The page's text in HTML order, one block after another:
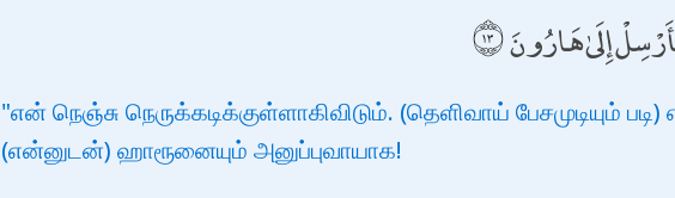
إِلَىٰ هَارُونَ
"என் நெஞ்சு நெருக்கடிக்குள்ளாகிவிடும். (தெளிவாய் பேசமுடியும்
(என்னுடன்) ஹாரூனையும் அனுப்புவாயாக!